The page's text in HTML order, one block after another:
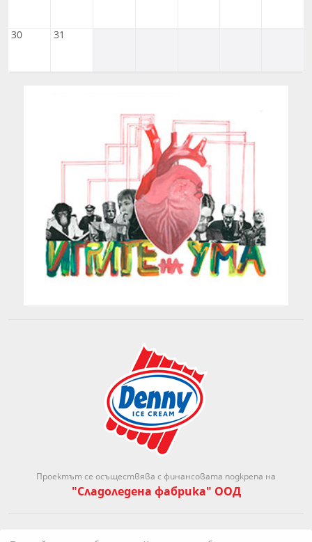
30 31
Проектът се осъществява с финансовата подкрепа на
"Сладоледена фабрика" ООД